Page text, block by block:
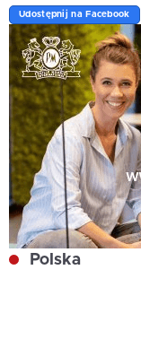
Udostępnij na Facebook
Polska